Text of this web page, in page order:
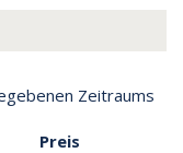
Zeitraums
Preis